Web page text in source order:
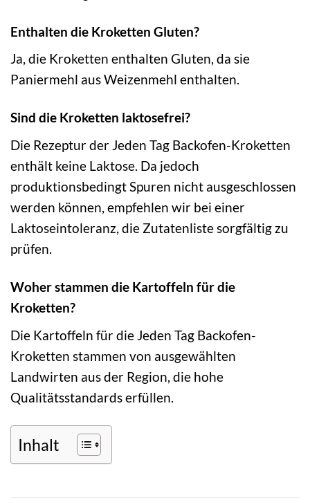
Enthalten die Kroketten Gluten?
Ja, die Kroketten enthalten Gluten, da sie
Paniermehl aus Weizenmehl enthalten.
Sind die Kroketten laktosefrei?
Die Rezeptur der Jeden Tag Backofen-Kroketten
enthält keine Laktose. Da jedoch
produktionsbedingt Spuren nicht ausgeschlossen
werden können, empfehlen wir bei einer
Laktoseintoleranz, die Zutatenliste sorgfältig zu
prüfen.
Woher stammen die Kartoffeln für die
Kroketten?
Die Kartoffeln für die Jeden Tag Backofen-
Kroketten stammen von ausgewählten
Landwirten aus der Region, die hohe
Qualitätsstandards erfüllen.
Inhalt